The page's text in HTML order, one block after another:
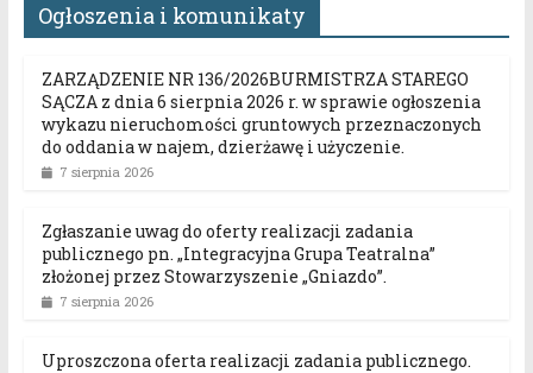
Ogłoszenia i komunikaty
ZARZĄDZENIE NR 136/2026BURMISTRZA STAREGO
SĄCZA z dnia 6 sierpnia 2026 r. w sprawie ogłoszenia
wykazu nieruchomości gruntowych przeznaczonych
do oddania w najem, dzierżawę i użyczenie.
7 sierpnia 2026
Zgłaszanie uwag do oferty realizacji zadania
publicznego pn. „Integracyjna Grupa Teatralna”
złożonej przez Stowarzyszenie „Gniazdo”.
7 sierpnia 2026
Uproszczona oferta realizacji zadania publicznego.